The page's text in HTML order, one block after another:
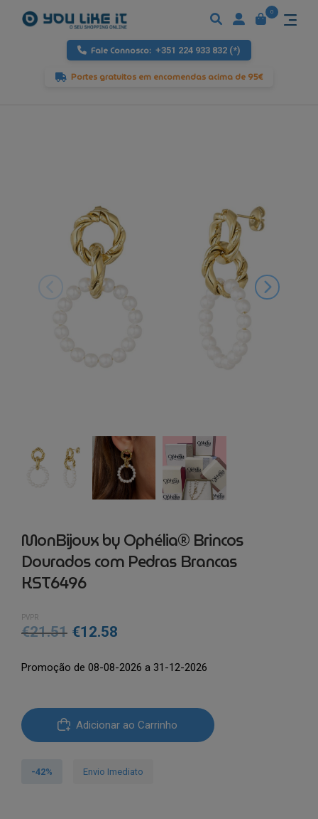
Fale Connosco: +351 224 933 832 (*)
Portes gratuitos em encomendas acima de 95€
0
MonBijoux by Ophélia® Brincos
Dourados com Pedras Brancas
KST6496
PVPR
€21.51 O
original
€21.51.
€12.58
atual
€12.58.
Promoção de 08-08-2026 a 31-12-2026
Quantidade
de
by
Adicionar ao Carrinho
-42% Envio Imediato